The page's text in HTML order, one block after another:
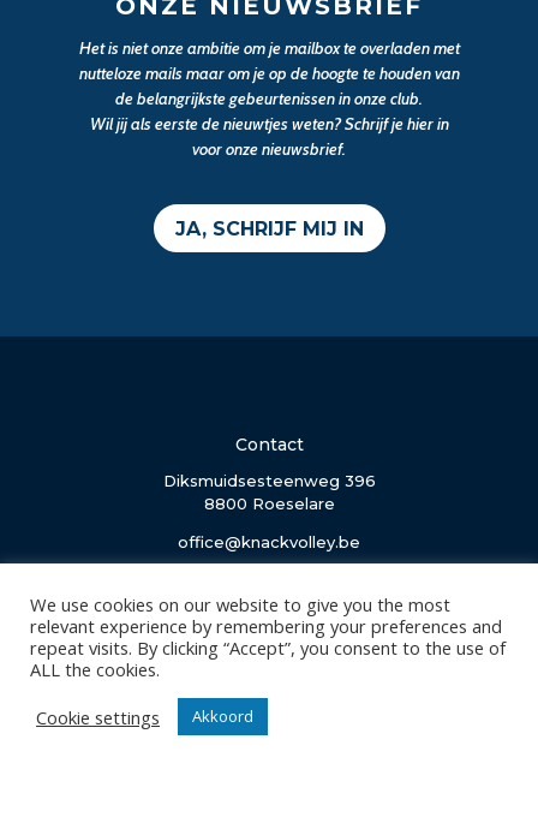
ONZE NIEUWSBRIEF
Het is niet onze ambitie om je mailbox te overladen met
nutteloze mails maar om je op de hoogte te houden van
de belangrijkste gebeurtenissen in onze club.
Wil jij als eerste de nieuwtjes weten? Schrijf je hier in
voor onze nieuwsbrief.
JA, SCHRIJF MIJ IN
Contact
Diksmuidsesteenweg 396
8800 Roeselare
office@knackvolley.be
Club
Nieuws
Team
Organisatie
Partner worden
We use cookies on our website to give you the most
relevant experience by remembering your preferences and
repeat visits. By clicking “Accept”, you consent to the use of
ALL the cookies.
Cookie settings
Akkoord